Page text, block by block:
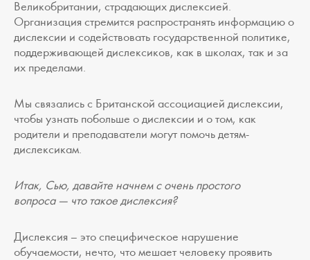
Великобритании, страдающих дислексией.
Организация стремится распространять информацию о
дислексии и содействовать государственной политике,
поддерживающей дислексиков, как в школах, так и за
их пределами.
Мы связались с Британской ассоциацией дислексии,
чтобы узнать побольше о дислексии и о том, как
родители и преподаватели могут помочь детям-
дислексикам.
Итак, Сью, давайте начнем с очень простого
вопроса — что такое дислексия?
Дислексия – это специфическое нарушение
обучаемости, нечто, что мешает человеку проявить